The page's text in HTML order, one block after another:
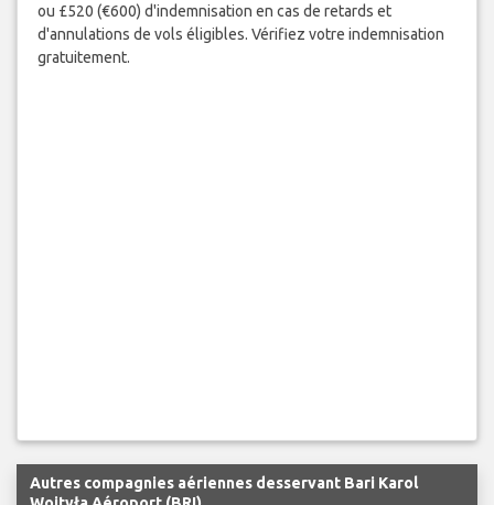
ou £520 (€600) d'indemnisation en cas de retards et
d'annulations de vols éligibles. Vérifiez votre indemnisation
gratuitement.
Autres compagnies aériennes desservant Bari Karol